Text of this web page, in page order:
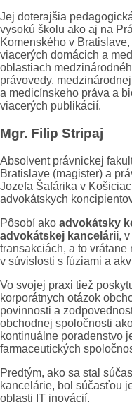
Jej doterajšia
vysokú školu ako aj na
Komenského v
viacerých domácich a
oblastiach
právovedy,
a medicínskeho práva a
viacerých publikácií.
Mgr. Filip Stripaj
Absolvent právnickej
Bratislave (magister) a
Jozefa Šafárika v
advokátskych
Pôsobí ako advokátsky
advokátskej kancelárii,
transakciách, a to
v súvislosti s fúziami a
Vo svojej praxi tiež
korporátnych otázok
povinnosti a
obchodnej spoločnosti
kontinuálne poradenstvo
farmaceutických
Predtým, ako sa stal
kancelárie, bol súčasťou
oblasti IT inovácií.